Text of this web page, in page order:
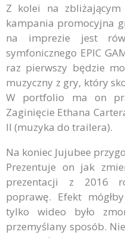
Z kolei na
kampania promocyjna
na imprezie jest
symfonicznego EPIC
raz pierwszy będzie
muzyczny z gry, który
W portfolio ma on
Zaginięcie Ethana
II (muzyka do trailera).
Na koniec Jujubee
Prezentuje on jak
prezentacji z 2016
poprawę. Efekt
tylko wideo było
przemyślany sposób.